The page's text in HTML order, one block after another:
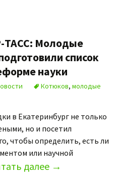
ТАСС: Молодые
список
науки
Котюков, молодые
в Екатеринбург не только
но и посетил
чтобы определить, есть ли
или научной
далее →